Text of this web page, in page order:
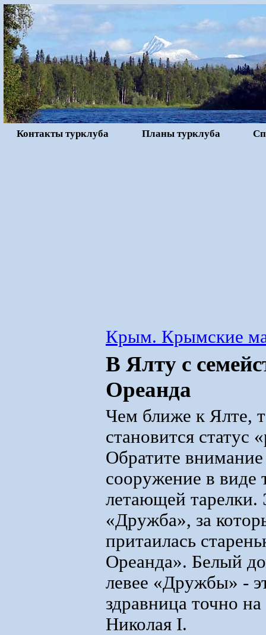
Контакты турклуба Планы турклуба
Крым. Крымские
В Ялту с
Ореанда
Чем ближе к Ялте,
становится статус
Обратите
сооружение в виде
летающей тарелки.
«Дружба», за
притаилась
Ореанда». Белый
левее «Дружбы» -
здравница точно
Николая I.